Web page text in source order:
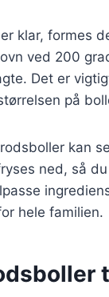
klar, formes
ved 200
Det er
på
kan
ned, så
hele familien.